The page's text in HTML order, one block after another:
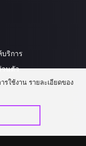
ริการ
วนตัว
รใช้งาน รายละเอียดของ